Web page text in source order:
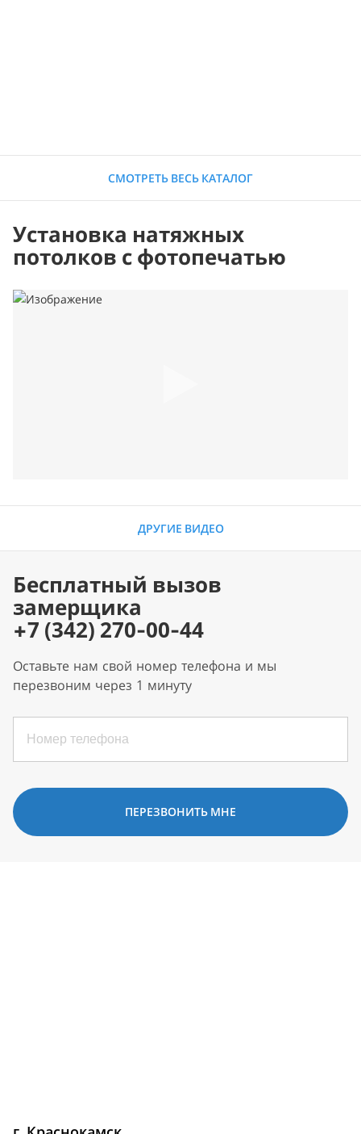
СМОТРЕТЬ ВЕСЬ КАТАЛОГ
Установка натяжных
потолков с фотопечатью
ДРУГИЕ ВИДЕО
Бесплатный вызов
замерщика
+7 (342) 270-00-44
Оставьте нам свой номер телефона и мы
перезвоним через 1 минуту
ПЕРЕЗВОНИТЬ МНЕ